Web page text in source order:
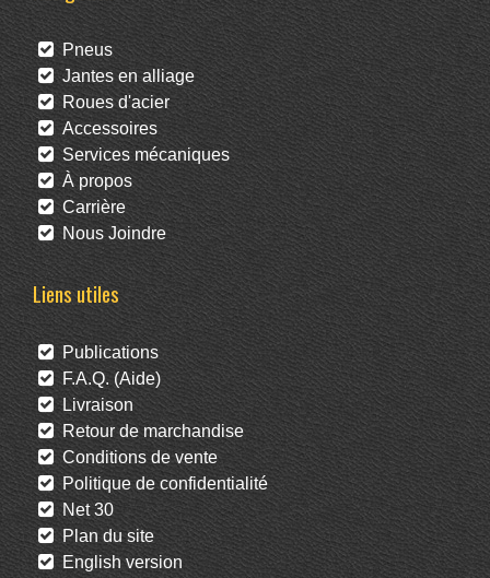
Pneus
Jantes en alliage
Roues d'acier
Accessoires
Services mécaniques
À propos
Carrière
Nous Joindre
Liens utiles
Publications
F.A.Q. (Aide)
Livraison
Retour de marchandise
Conditions de vente
Politique de confidentialité
Net 30
Plan du site
English version